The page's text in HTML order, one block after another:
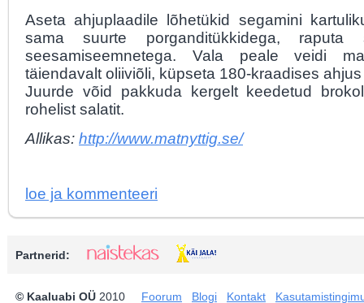
Aseta ahjuplaadile lõhetükid segamini
sama suurte porganditükkidega, raputa
seesamiseemnetega. Vala peale veidi
täiendavalt oliiviõli, küpseta 180-kraadises
Juurde võid pakkuda kergelt keedetud
rohelist salatit.
Allikas: http://www.matnyttig.se/
loe ja kommenteeri
Partnerid:
© Kaaluabi OÜ 2010 Foorum Blogi Kontakt